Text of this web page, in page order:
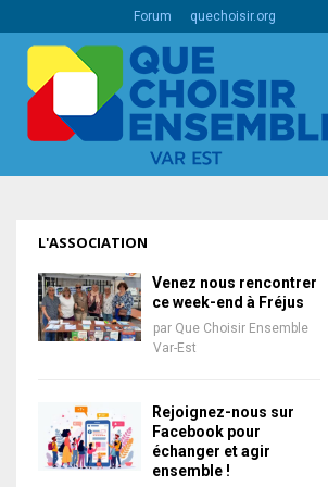
Forum quechoisir.org
barres internationaux
L'ASSOCIATION
Venez nous rencontrer
ce week-end à Fréjus
par Que Choisir Ensemble
Var-Est
Rejoignez-nous sur
Facebook pour
échanger et agir
ensemble !